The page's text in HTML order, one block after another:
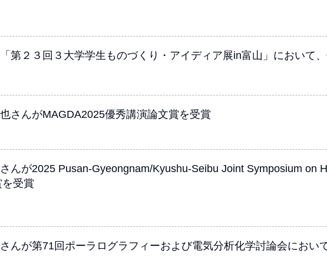
第２３回３大学学生ものづくり・アイディア展in富山」において、
さんがMAGDA2025優秀講演論文賞を受賞
んが2025 Pusan-Gyeongnam/Kyushu-Seibu Joint Symposium on
受賞
んが第71回ポーラログラフィーおよび電気分析化学討論会におい